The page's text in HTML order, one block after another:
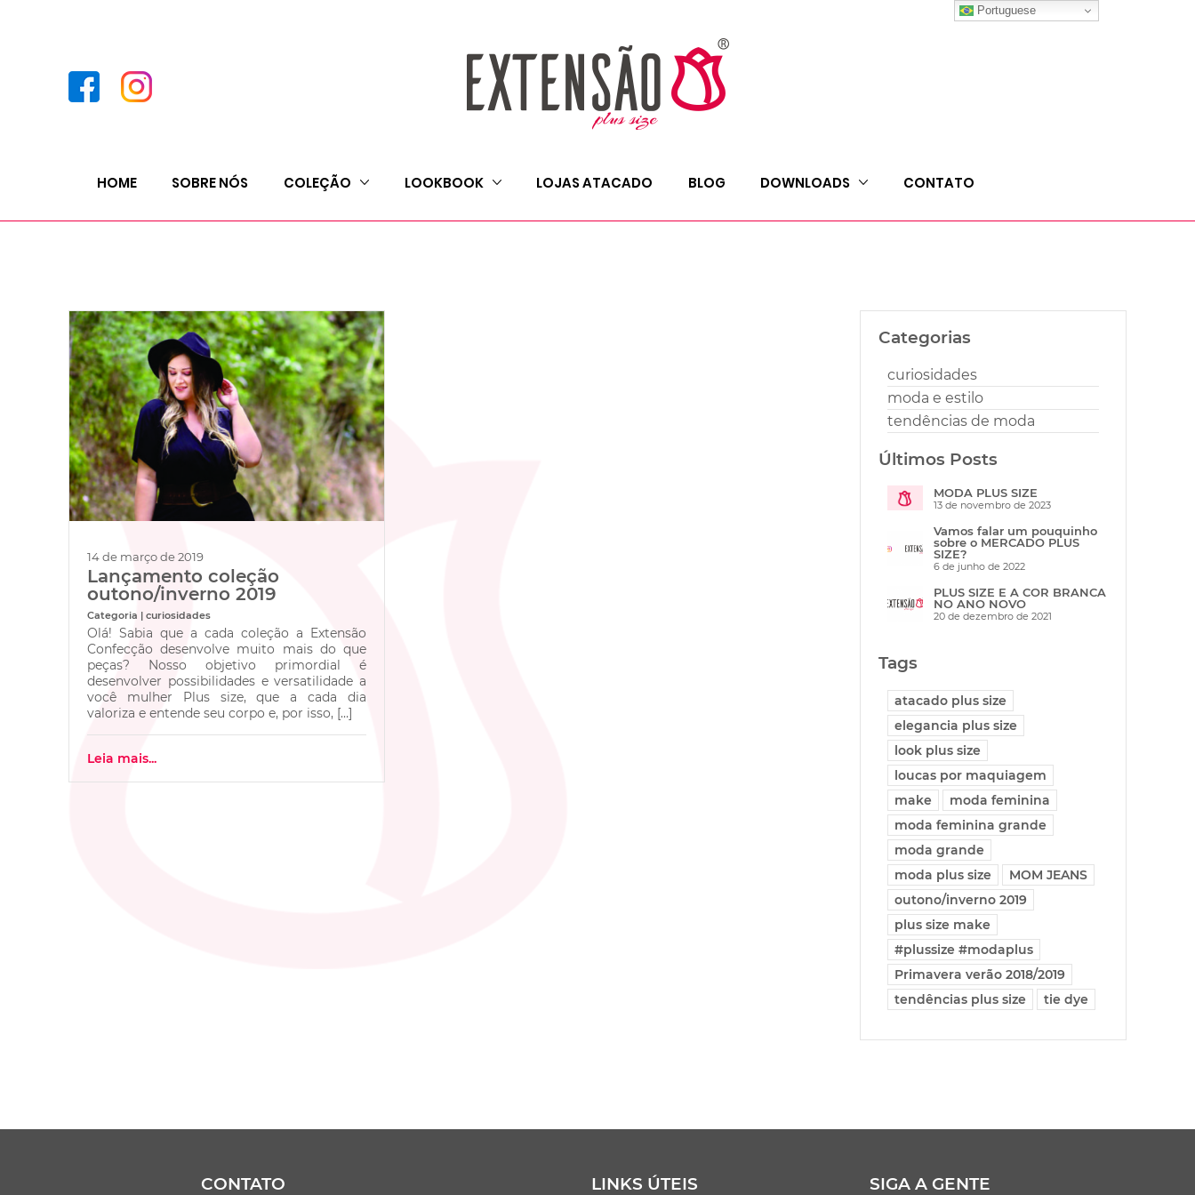
HOME SOBRE NÓS COLEÇÃO LOOKBOOK LOJAS ATACADO BLOG DOWNLOADS CONTATO
14 de março de 2019
Lançamento coleção
outono/inverno 2019
Categoria | curiosidades
Olá! Sabia que a cada coleção a Extensão
Confecção desenvolve muito mais do que
peças? Nosso objetivo primordial é
desenvolver possibilidades e versatilidade a
você mulher Plus size, que a cada dia
valoriza e entende seu corpo e, por isso, […]
Leia mais...
Categorias
curiosidades
moda e estilo
tendências de moda
Últimos Posts
MODA PLUS SIZE
13 de novembro de 2023
Vamos falar um pouquinho
sobre o MERCADO PLUS
SIZE?
6 de junho de 2022
PLUS SIZE E A COR BRANCA
NO ANO NOVO
20 de dezembro de 2021
Tags
atacado plus size
elegancia plus size
look plus size
loucas por maquiagem
make
moda feminina
moda feminina grande
moda grande
moda plus size
MOM JEANS
outono/inverno 2019
plus size make
#plussize #modaplus
Primavera verão 2018/2019
tendências plus size
tie dye
CONTATO LINKS ÚTEIS SIGA A GENTE
Portuguese